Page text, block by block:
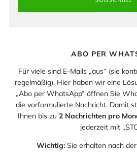
ABO PER
Für viele sind E-Mails „aus“ (sie
regelmäßig). Hier haben wir eine
„Abo per WhatsApp“ öffnen Sie
die vorformulierte Nachricht. Damit
Ihnen bis zu 2 Nachrichten pro
jederzeit mit
Wichtig:Sie erhalten nach